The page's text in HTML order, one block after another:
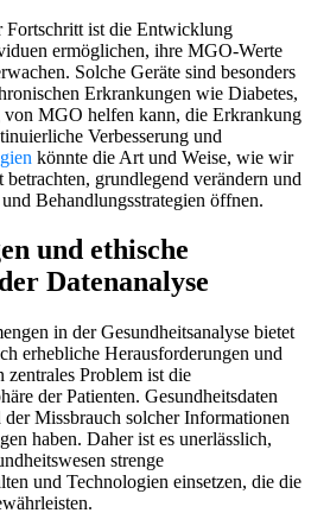
Fortschritt ist die Entwicklung
ermöglichen, ihre MGO-Werte
Solche Geräte sind besonders
Erkrankungen wie Diabetes,
MGO helfen kann, die Erkrankung
Verbesserung und
könnte die Art und Weise, wie wir
grundlegend verändern und
Behandlungsstrategien öffnen.
und ethische
Datenanalyse
in der Gesundheitsanalyse bietet
erhebliche Herausforderungen und
zentrales Problem ist die
der Patienten. Gesundheitsdaten
der Missbrauch solcher Informationen
haben. Daher ist es unerlässlich,
strenge
und Technologien einsetzen, die die